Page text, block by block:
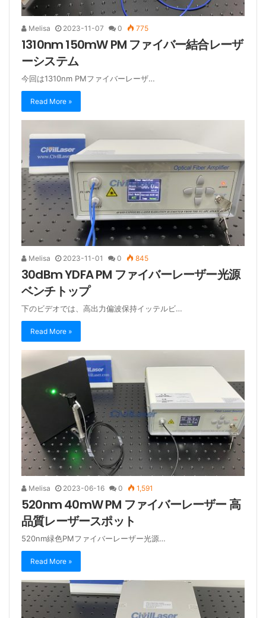
Melisa 2023-11-07 0 775
1310nm 150mW PM ファイバー結合レーザ
ーシステム
今回は1310nm PMファイバーレーザ…
Read More »
Melisa 2023-11-01 0 845
30dBm YDFA PM ファイバーレーザー光源
ベンチトップ
下のビデオでは、高出力偏波保持イッテルビ…
Read More »
Melisa 2023-06-16 0 1,591
520nm 40mW PM ファイバーレーザー 高
品質レーザースポット
520nm緑色PMファイバーレーザー光源…
Read More »